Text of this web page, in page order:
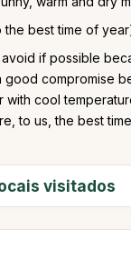
the best time of
if possible
good compromise
with cool
to us, the best
visitados